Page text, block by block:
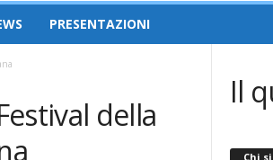
PRESENTAZIONI
della
Il
Chi